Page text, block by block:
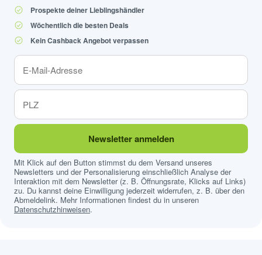
Prospekte deiner Lieblingshändler
Wöchentlich die besten Deals
Kein Cashback Angebot verpassen
Newsletter anmelden
Mit Klick auf den Button stimmst du dem Versand unseres
Newsletters und der Personalisierung einschließlich Analyse der
Interaktion mit dem Newsletter (z. B. Öffnungsrate, Klicks auf Links)
zu. Du kannst deine Einwilligung jederzeit widerrufen, z. B. über den
Abmeldelink. Mehr Informationen findest du in unseren
Datenschutzhinweisen.